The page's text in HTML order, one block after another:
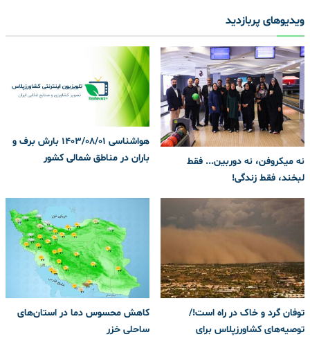
ویدیوهای پربازدید
نه میکروفن، نه دوربین... فقط
لبخند، فقط زندگی!
هواشناسی 1403/08/01 بارش برف و
باران در مناطق شمالی کشور
توفان گرد و خاک در راه است!/
توصیه‌های کشاورزپلاس برای
کاهش محسوس دما در استان‌های
ساحلی خزر